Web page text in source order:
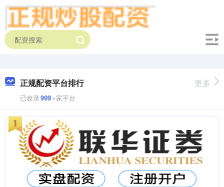
正规配资平台排行
已收录999+家平台
更多